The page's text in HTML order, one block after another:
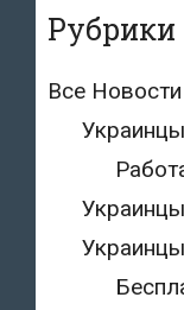
Рубрики
Все Новости